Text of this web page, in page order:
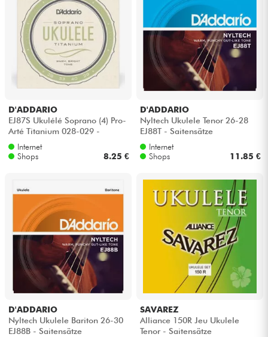
D'ADDARIO
EJ87S Ukulélé Soprano (4) Pro-
Arté Titanium 028-029 -
Saitensätze
Internet
Shops
8.25 €
D'ADDARIO
Nyltech Ukulele Tenor 26-28
EJ88T - Saitensätze
Internet
Shops
11.85 €
D'ADDARIO
Nyltech Ukulele Bariton 26-30
EJ88B - Saitensätze
SAVAREZ
Alliance 150R Jeu Ukulele
Tenor - Saitensätze